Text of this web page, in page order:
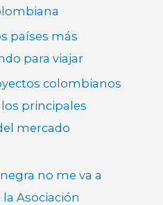
países más
para viajar
colombianos
principales
mercado
no me va a
Asociación